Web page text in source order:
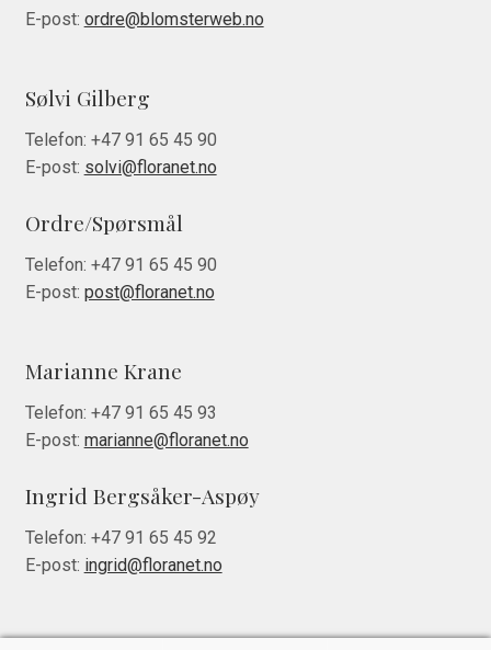
E-post: ordre@blomsterweb.no
Sølvi Gilberg
Telefon: +47 91 65 45 90
E-post: solvi@floranet.no
Ordre/Spørsmål
Telefon: +47 91 65 45 90
E-post: post@floranet.no
Marianne Krane
Telefon: +47 91 65 45 93
E-post: marianne@floranet.no
Ingrid Bergsåker-Aspøy
Telefon: +47 91 65 45 92
E-post: ingrid@floranet.no